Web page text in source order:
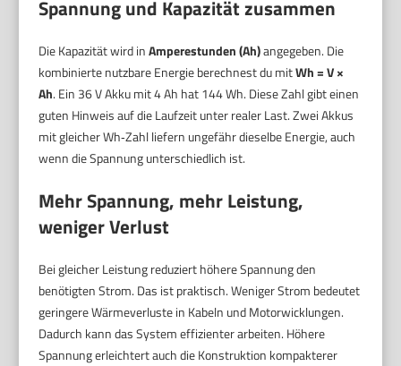
Spannung und Kapazität zusammen
Die Kapazität wird inAmperestunden (Ah)angegeben. Die
kombinierte nutzbare Energie berechnest du mitWh = V ×
Ah. Ein 36 V Akku mit 4 Ah hat 144 Wh. Diese Zahl gibt einen
guten Hinweis auf die Laufzeit unter realer Last. Zwei Akkus
mit gleicher Wh‑Zahl liefern ungefähr dieselbe Energie, auch
wenn die Spannung unterschiedlich ist.
Mehr Spannung, mehr Leistung,
weniger Verlust
Bei gleicher Leistung reduziert höhere Spannung den
benötigten Strom. Das ist praktisch. Weniger Strom bedeutet
geringere Wärmeverluste in Kabeln und Motorwicklungen.
Dadurch kann das System effizienter arbeiten. Höhere
Spannung erleichtert auch die Konstruktion kompakterer